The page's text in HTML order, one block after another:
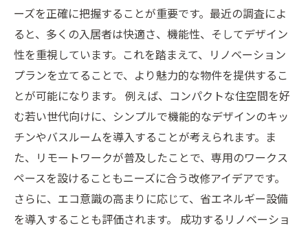
ーズを正確に把握することが重要です。最近の調査によ
ると、多くの入居者は快適さ、機能性、そしてデザイン
性を重視しています。これを踏まえて、リノベーション
プランを立てることで、より魅力的な物件を提供するこ
とが可能になります。 例えば、コンパクトな住空間を好
む若い世代向けに、シンプルで機能的なデザインのキッ
チンやバスルームを導入することが考えられます。ま
た、リモートワークが普及したことで、専用のワークス
ペースを設けることもニーズに合う改修アイデアです。
さらに、エコ意識の高まりに応じて、省エネルギー設備
を導入することも評価されます。 成功するリノベーショ